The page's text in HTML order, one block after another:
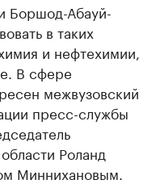
Боршод-Абауй-
в таких
и нефтехимии,
В сфере
межвузовский
пресс-службы
Роланд
Миннихановым.